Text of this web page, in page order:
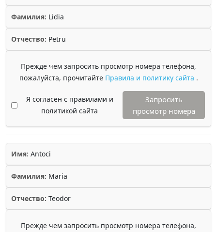
Фамилия: Lidia
Отчество: Petru
Прежде чем запросить просмотр номера телефона,
пожалуйста, прочитайте Правила и политику сайта .
Я согласен с правилами и
политикой сайта
Запросить
просмотр номера
Имя: Antoci
Фамилия: Maria
Отчество: Teodor
Прежде чем запросить просмотр номера телефона,